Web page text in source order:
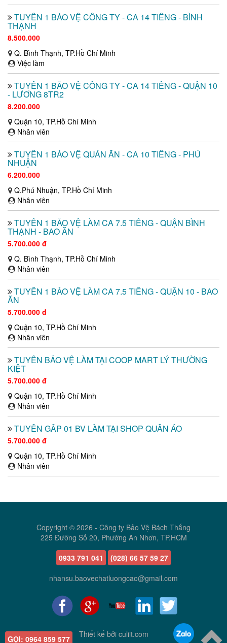
TUYỂN 1 BẢO VỆ CÔNG TY - CA 14 TIẾNG - BÌNH
THẠNH
8.500.000
Q. Bình Thạnh, TP.Hồ Chí Minh
Việc làm
TUYỂN 1 BẢO VỆ CÔNG TY - CA 14 TIẾNG - QUẬN 10
- LƯƠNG 8TR2
8.200.000
Quận 10, TP.Hồ Chí Minh
Nhân viên
TUYỂN 1 BẢO VỆ QUÁN ĂN - CA 10 TIẾNG - PHÚ
NHUẬN
6.200.000
Q.Phú Nhuận, TP.Hồ Chí Minh
Nhân viên
TUYỂN 1 BẢO VỆ LÀM CA 7.5 TIẾNG - QUẬN BÌNH
THẠNH - BAO ĂN
5.700.000 đ
Q. Bình Thạnh, TP.Hồ Chí Minh
Nhân viên
TUYỂN 1 BẢO VỆ LÀM CA 7.5 TIẾNG - QUẬN 10 - BAO
ĂN
5.700.000 đ
Quận 10, TP.Hồ Chí Minh
Nhân viên
TUYỂN BẢO VỆ LÀM TẠI COOP MART LÝ THƯỜNG
KIỆT
5.700.000 đ
Quận 10, TP.Hồ Chí Minh
Nhân viên
TUYỂN GẤP 01 BV LÀM TẠI SHOP QUẦN ÁO
5.700.000 đ
Quận 10, TP.Hồ Chí Minh
Nhân viên
Copyright © 2026 - Công ty Bảo Vệ Bách Thắng
225 Đường Số 20, Phường An Nhơn, TP.HCM
0933 791 041
(028) 66 57 59 27
nhansu.baovechatluongcao@gmail.com
Thiết kế bởi culiit.com
GỌI: 0964 859 577